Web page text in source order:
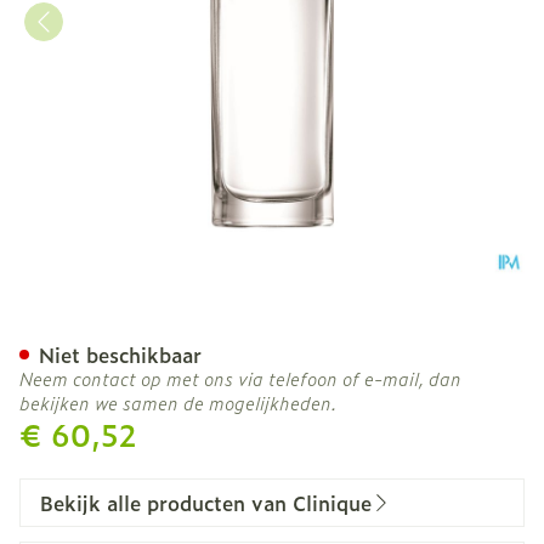
€ 60,52
Niet beschikbaar
Neem contact op met ons via telefoon of e-mail, dan
bekijken we samen de mogelijkheden.
Bekijk alle producten van Clinique